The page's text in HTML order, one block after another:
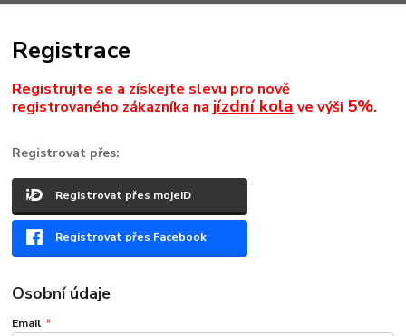
Registrace
Registrujte se a získejte slevu pro nově
registrovaného zákazníka najízdní kola ve výši 5%.
Registrovat přes:
Registrovat přes mojeID
Registrovat přes Facebook
Osobní údaje
Email *